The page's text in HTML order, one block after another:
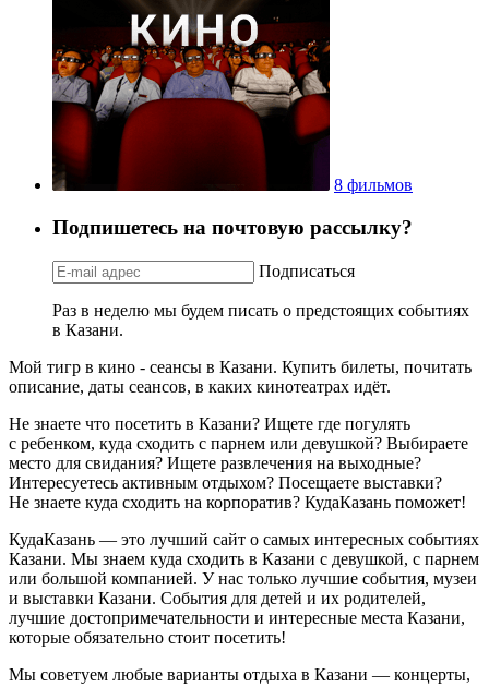
8 фильмов
Подпишетесь на почтовую рассылку?
Подписаться
Раз в неделю мы будем писать о предстоящих событиях
в Казани.
Мой тигр в кино - сеансы в Казани. Купить билеты, почитать
описание, даты сеансов, в каких кинотеатрах идёт.
Не знаете что посетить в Казани? Ищете где погулять
с ребенком, куда сходить с парнем или девушкой? Выбираете
место для свидания? Ищете развлечения на выходные?
Интересуетесь активным отдыхом? Посещаете выставки?
Не знаете куда сходить на корпоратив? КудаКазань поможет!
КудаКазань — это лучший сайт о самых интересных событиях
Казани. Мы знаем куда сходить в Казани с девушкой, с парнем
или большой компанией. У нас только лучшие события, музеи
и выставки Казани. События для детей и их родителей,
лучшие достопримечательности и интересные места Казани,
которые обязательно стоит посетить!
Мы советуем любые варианты отдыха в Казани — концерты,